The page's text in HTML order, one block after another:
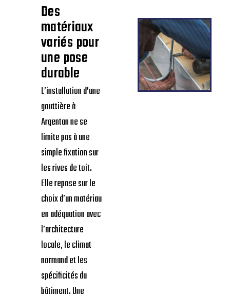
Des
matériaux
variés pour
une pose
durable
L’installation d’une
gouttière à
Argentan ne se
limite pas à une
simple fixation sur
les rives de toit.
Elle repose sur le
choix d’un matériau
en adéquation avec
l’architecture
locale, le climat
normand et les
spécificités du
bâtiment. Une